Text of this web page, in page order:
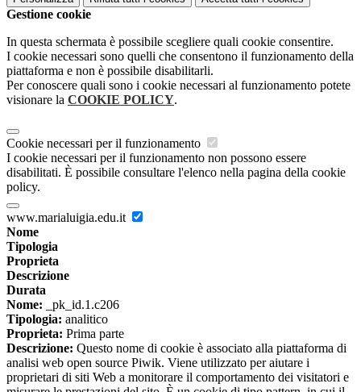
Gestione cookie
In questa schermata è possibile scegliere quali cookie consentire.
I cookie necessari sono quelli che consentono il funzionamento della
piattaforma e non è possibile disabilitarli.
Per conoscere quali sono i cookie necessari al funzionamento potete
visionare la COOKIE POLICY.
Cookie necessari per il funzionamento
I cookie necessari per il funzionamento non possono essere
disabilitati. È possibile consultare l'elenco nella pagina della cookie
policy.
www.marialuigia.edu.it
Nome
Tipologia
Proprieta
Descrizione
Durata
Nome: _pk_id.1.c206
Tipologia: analitico
Proprieta: Prima parte
Descrizione: Questo nome di cookie è associato alla piattaforma di
analisi web open source Piwik. Viene utilizzato per aiutare i
proprietari di siti Web a monitorare il comportamento dei visitatori e